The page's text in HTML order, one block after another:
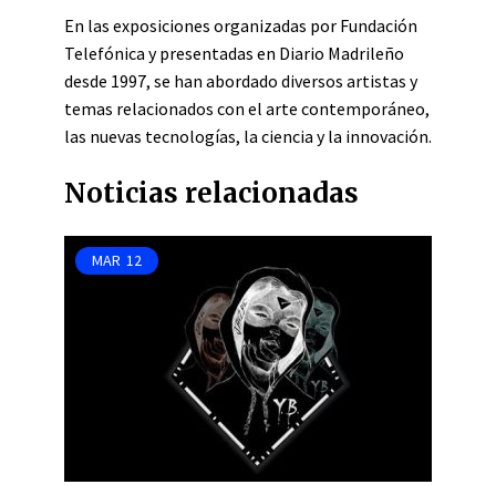
En las exposiciones organizadas por Fundación
Telefónica y presentadas en Diario Madrileño
desde 1997, se han abordado diversos artistas y
temas relacionados con el arte contemporáneo,
las nuevas tecnologías, la ciencia y la innovación.
Noticias relacionadas
MAR 12